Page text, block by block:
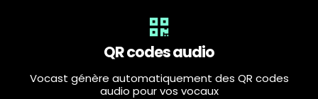
QR codes audio
Vocast génère automatiquement des QR codes
audio pour vos vocaux